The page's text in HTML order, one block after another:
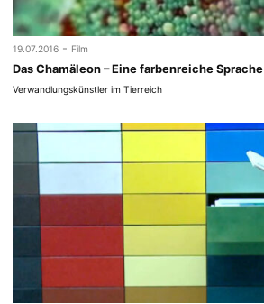
19.07.2016 - Film
Das Chamäleon – Eine farbenreiche Sprache
Verwandlungskünstler im Tierreich